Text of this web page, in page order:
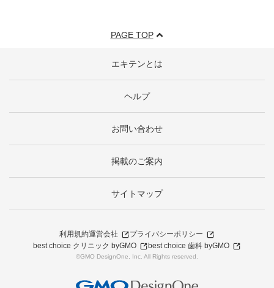
PAGE TOP
エキテンとは
ヘルプ
お問い合わせ
掲載のご案内
サイトマップ
利用規約運営会社
プライバシーポリシー
best choice クリニック byGMO
best choice 歯科 byGMO
©GMO DesignOne, Inc. All Rights reserved.